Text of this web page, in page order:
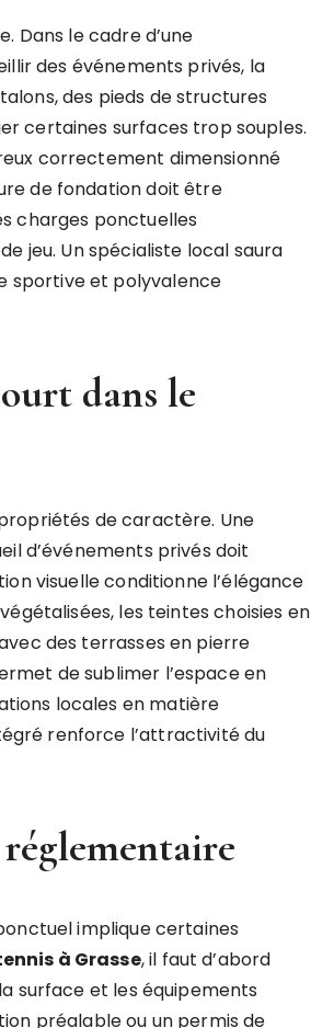
Dans le cadre d’une
des événements privés, la
des pieds de structures
certaines surfaces trop souples.
correctement dimensionné
de fondation doit être
charges ponctuelles
jeu. Un spécialiste local saura
sportive et polyvalence
dans le
de caractère. Une
d’événements privés doit
visuelle conditionne l’élégance
les teintes choisies en
des terrasses en pierre
de sublimer l’espace en
locales en matière
renforce l’attractivité du
implique certaines
à Grasse, il faut d’abord
surface et les équipements
préalable ou un permis de